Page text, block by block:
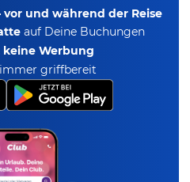
und während der Reise
auf Deine Buchungen
keine Werbung
griffbereit